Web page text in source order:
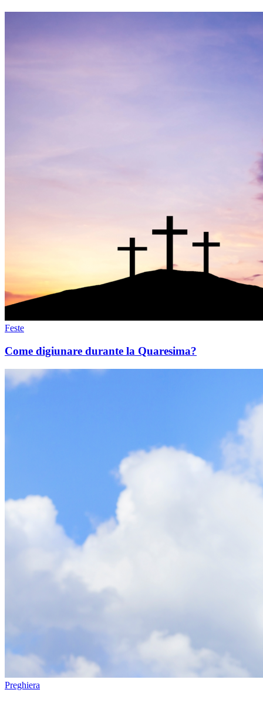
Feste
Come digiunare durante la Quaresima?
Preghiera